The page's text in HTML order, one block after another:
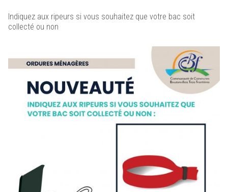
Indiquez aux ripeurs si vous souhaitez que votre bac soit
collecté ou non